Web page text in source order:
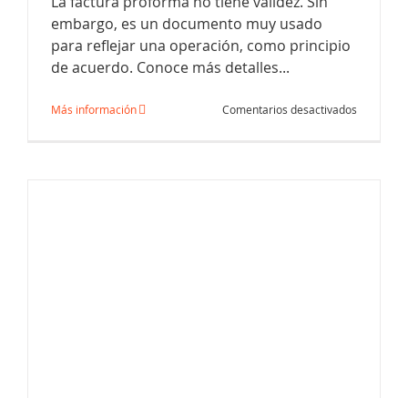
embargo, es un documento muy usado
para reflejar una operación, como principio
de acuerdo. Conoce más detalles...
Más información Comentarios desactivados
Gastos deducibles sin factura